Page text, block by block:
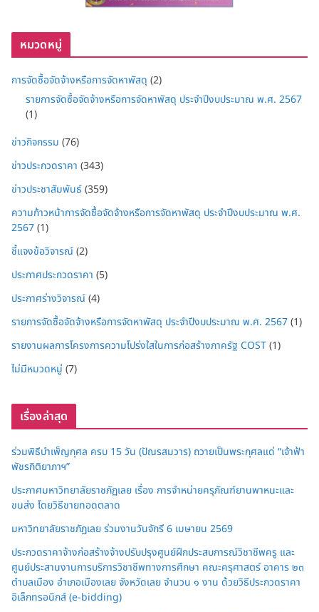
หมวดหมู่
การจัดซื้อจัดจ้างหรือการจัดหาพัสดุ (2)
รายการจัดซื้อจัดจ้างหรือการจัดหาพัสดุ ประจำปีงบประมาณ พ.ศ. 2567
(1)
ข่าวกิจกรรม (76)
ข่าวประกวดราคา (343)
ข่าวประชาสัมพันธ์(359)
ความก้าวหน้าการจัดซื้อจัดจ้างหรือการจัดหาพัสดุ ประจำปีงบประมาณ พ.ศ.
2567(1)
ชี้แจงข้อวิจารณ์(2)
ประกาศประกวดราคา (5)
ประกาศร่างวิจารณ์(4)
รายการจัดซื้อจัดจ้างหรือการจัดหาพัสดุ ประจำปีงบประมาณ พ.ศ. 2567(1)
รายงานผลการโครงการความโปร่งใสในการก่อสร้างภาครัฐ COST(1)
ไม่มีหมวดหมู่ (7)
เรื่องล่าสุด
ร่วมพิธีบำเพ็ญกุศล ครบ 15 วัน (ปัณรสมวาร) ถวายเป็นพระกุศลแด่ “เจ้าฟ้า
พัชรกิติยาภาฯ”
ประกาศมหาวิทยาลัยราชภัฏเลย เรื่อง การจำหน่ายครุภัณฑ์ยานพาหนะและ
ขนส่ง โดยวิธีขายทอดตลาด
มหาวิทยาลัยราชภัฏเลย ร่วมงานวันจักรี 6 เมษายน 2569
ประกวดราคาจ้างก่อสร้างจ้างปรับปรุงศูนย์ฝึกประสบการณ์วิชาชีพครู และ
ศูนย์ประสานงานการบริการวิชาชีพทางการศึกษา คณะครุศาสตร์ อาคาร ๒๓
ตำบลเมือง อำเภอเมืองเลย จังหวัดเลย จำนวน ๑ งาน ด้วยวิธีประกวดราคา
อิเล็กทรอนิกส์ (e-bidding)